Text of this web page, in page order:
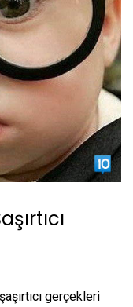
gerçekleri